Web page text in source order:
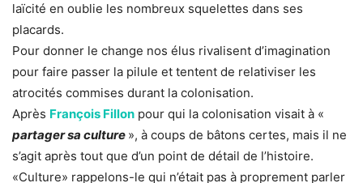
laïcité en oublie les nombreux squelettes dans ses
placards.
Pour donner le change nos élus rivalisent d’imagination
pour faire passer la pilule et tentent de relativiser les
atrocités commises durant la colonisation.
Après François Fillon pour qui la colonisation visait à «
partager sa culture », à coups de bâtons certes, mais il ne
s’agit après tout que d’un point de détail de l’histoire.
«Culture» rappelons-le qui n’était pas à proprement parler